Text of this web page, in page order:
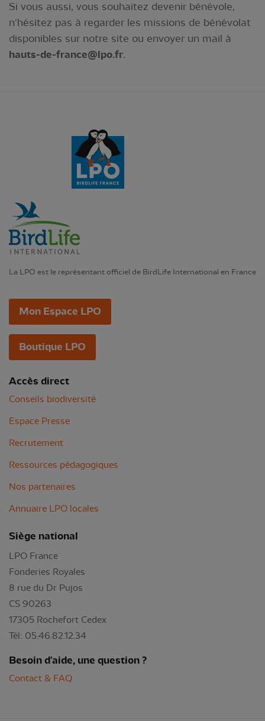
Si vous aussi, vous souhaitez devenir bénévole,
n'hésitez pas à regarder les missions de bénévolat
disponibles sur notre site ou envoyer un mail à
hauts-de-france@lpo.fr.
La LPO est le représentant officiel de BirdLife International en France
Mon Espace LPO
Boutique LPO
Accès direct
Conseils biodiversité
Espace Presse
Recrutement
Ressources pédagogiques
Nos partenaires
Annuaire LPO locales
Siège national
LPO France
Fonderies Royales
8 rue du Dr Pujos
CS 90263
17305 Rochefort Cedex
Tél: 05.46.82.12.34
Besoin d'aide, une question ?
Contact & FAQ